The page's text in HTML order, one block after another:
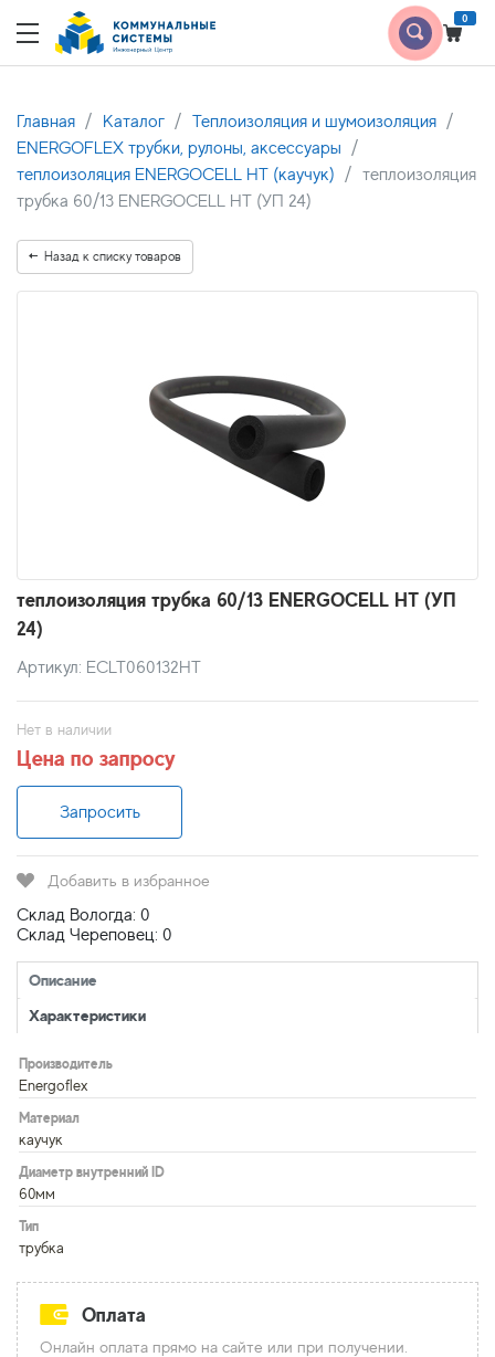
0
Главная Каталог
Теплоизоляция и шумоизоляция
ENERGOFLEX трубки, рулоны, аксессуары
теплоизоляция ENERGOCELL HT (каучук)
теплоизоляция
трубка 60/13 ENERGOCELL HT (УП 24)
Назад к списку товаров
теплоизоляция трубка 60/13 ENERGOCELL HT (УП
24)
Артикул: ECLT060132HT
Нет в наличии
Цена по запросу
Запросить
Добавить в избранное
Склад Вологда: 0
Склад Череповец: 0
Описание
Характеристики
Производитель
Energoflex
Материал
каучук
Диаметр внутренний ID
60мм
Тип
трубка
Оплата
Онлайн оплата прямо на сайте или при получении.